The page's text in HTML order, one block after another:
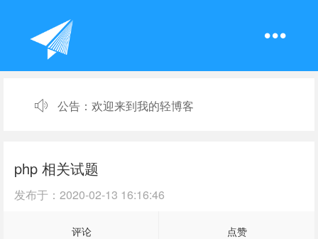
公告： 欢迎来到我的轻博客
php 相关试题
发布于： 2020-02-13 16:16:46
评论 点赞